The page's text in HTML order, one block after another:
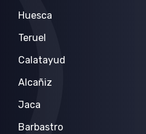
Huesca
Teruel
Calatayud
Alcañiz
Jaca
Barbastro